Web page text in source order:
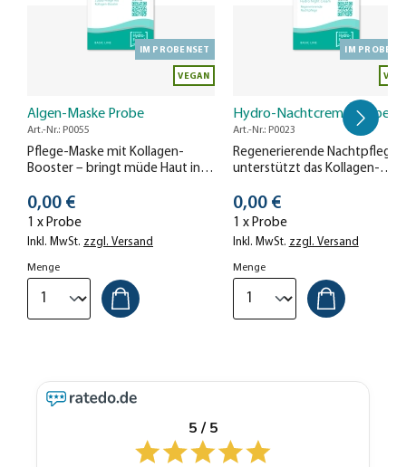
IM PROBENSET
VEGAN
Algen-Maske Probe
Art.-Nr.: P0055
Pflege-Maske mit Kollagen-
Booster – bringt müde Haut in
Feuchtigkeit.
Stückpreis
0,00 €
1 x Probe
Inkl. MwSt. zzgl. Versand
Menge
IM
Hydro-Nachtcreme Probe
Art.-Nr.: P0023
Regenerierende Nachtpflege
unterstützt das Kollagen-
erholt aussehende Haut am
nächsten Morgen.
Stückpreis
0,00 €
1 x Probe
Inkl. MwSt. zzgl. Versand
Menge
5 / 5